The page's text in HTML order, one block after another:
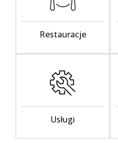
Restauracje
Usługi